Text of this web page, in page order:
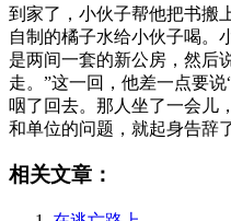
到家了，小伙子帮他把书搬
自制的橘子水给小伙子喝。
是两间一套的新公房，然后
走。”这一回，他差一点要
咽了回去。那人坐了一会儿
和单位的问题，就起身告辞
相关文章：